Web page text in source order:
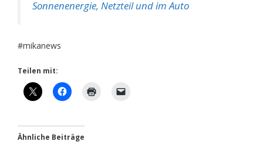
Sonnenenergie, Netzteil und im Auto
#mikanews
Teilen mit:
Ähnliche Beiträge